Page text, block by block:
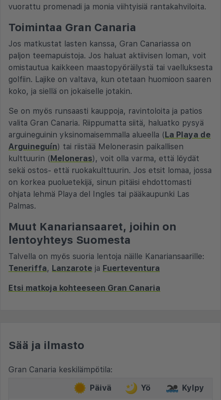
vuorattu promenadi ja monia viihtyisiä rantakahviloita.
Toimintaa Gran Canaria
Jos matkustat lasten kanssa, Gran Canariassa on
paljon teemapuistoja. Jos haluat aktiivisen loman, voit
omistautua kaikkeen maastopyöräilystä tai vaelluksesta
golfiin. Lajike on valtava, kun otetaan huomioon saaren
koko, ja siellä on jokaiselle jotakin.
Se on myös runsaasti kauppoja, ravintoloita ja patios
valita Gran Canaria. Riippumatta siitä, haluatko pysyä
arguineguinin yksinomaisemmalla alueella (La Playa de
Arguineguín) tai riistää Melonerasin paikallisen
kulttuurin (Meloneras), voit olla varma, että löydät
sekä ostos- että ruokakulttuurin. Jos etsit lomaa, jossa
on korkea puoluetekijä, sinun pitäisi ehdottomasti
ohjata lehmä Playa del Ingles tai pääkaupunki Las
Palmas.
Muut Kanariansaaret, joihin on
lentoyhteys Suomesta
Talvella on myös suoria lentoja näille Kanariansaarille:
Teneriffa, Lanzarote ja Fuerteventura
Etsi matkoja kohteeseen Gran Canaria
Sää ja ilmasto
Gran Canaria keskilämpötila:
Päivä
Yö Kylpy